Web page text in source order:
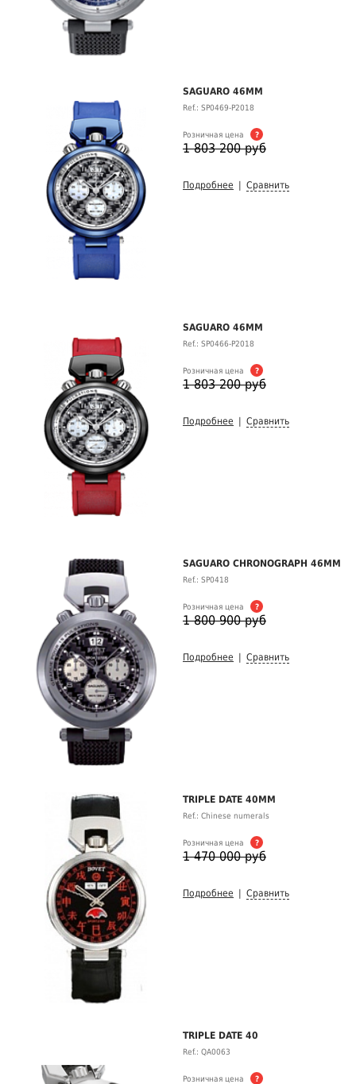
SAGUARO 46MM
Ref.: SP0469-P2018
Розничная цена ?
1 803 200 руб
Подробнее Сравнить
SAGUARO 46MM
Ref.: SP0466-P2018
Розничная цена ?
1 803 200 руб
Подробнее Сравнить
SAGUARO CHRONOGRAPH 46MM
Ref.: SP0418
Розничная цена ?
1 800 900 руб
Подробнее Сравнить
TRIPLE DATE 40MM
Ref.: Chinese numerals
Розничная цена ?
1 470 000 руб
Подробнее Сравнить
TRIPLE DATE 40
Ref.: QA0063
Розничная цена ?